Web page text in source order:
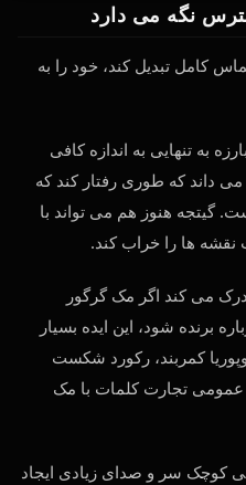
نگه می دارد
کامل تبدیل کند، خود را به
به تنهایی به اندازه کافی
می داند که طوری رفتار کند که
گیتجه هنوز هم می تواند با
ها را خراب کند.
درک می کند اگر مک گرگور
برنده شود، این ایده بسیار
کمربند، رکورد شکست
عمومی تجارت کلمات با مک
کوچک سر و صدای زیادی ایجاد